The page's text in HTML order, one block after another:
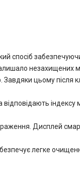
спосіб
незахищених
Завдяки цьому після
індексу
Дисплей
легке